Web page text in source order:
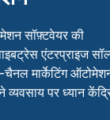
सॉफ़्टवेयर की
एंटरप्राइज
चैनल मार्केटिंग
पर ध्यान